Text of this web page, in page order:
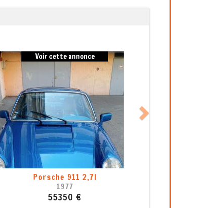
Voir cette annonce
Porsche 911 964 C2 (1993)
1993
49999 €